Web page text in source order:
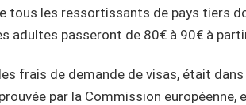
tous les ressortissants de pays tiers
adultes passeront de 80€ à 90€ à
frais de demande de visas, était
par la Commission